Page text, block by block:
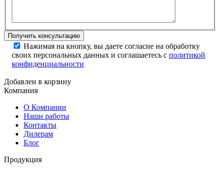
Нажимая на кнопку, вы даете согласие на обработку
своих персональных данных и соглашаетесь с политикой
конфиденциальности
Добавлен в корзину
Компания
О Компании
Наши работы
Контакты
Дилерам
Блог
Продукция